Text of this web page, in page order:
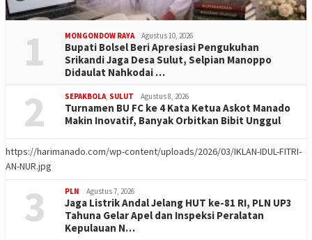
1 MONGONDOW RAYA Agustus 10, 2026
Bupati Bolsel Beri Apresiasi Pengukuhan
Srikandi Jaga Desa Sulut, Selpian Manoppo
Didaulat Nahkodai …
2 SEPAKBOLA, SULUT Agustus 8, 2026
Turnamen BU FC ke 4 Kata Ketua Askot Manado
Makin Inovatif, Banyak Orbitkan Bibit Unggul
https://harimanado.com/wp-content/uploads/2026/03/IKLAN-IDUL-FITRI-
AN-NUR.jpg
3 PLN Agustus 7, 2026
Jaga Listrik Andal Jelang HUT ke-81 RI, PLN UP3
Tahuna Gelar Apel dan Inspeksi Peralatan
Kepulauan N…